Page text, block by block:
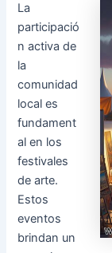
La
participació
n activa de
la
comunidad
local es
fundament
al en los
festivales
de arte.
Estos
eventos
brindan un